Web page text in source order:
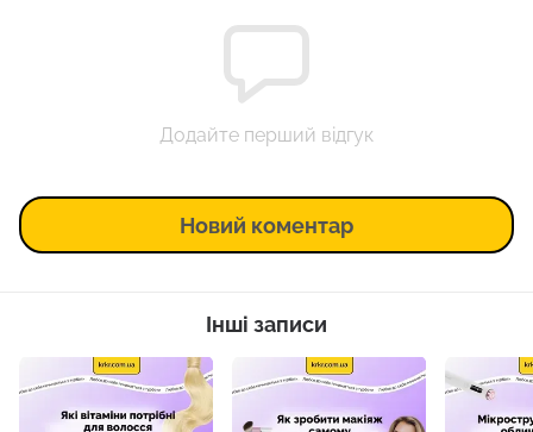
Додайте перший відгук
Новий коментар
Інші записи